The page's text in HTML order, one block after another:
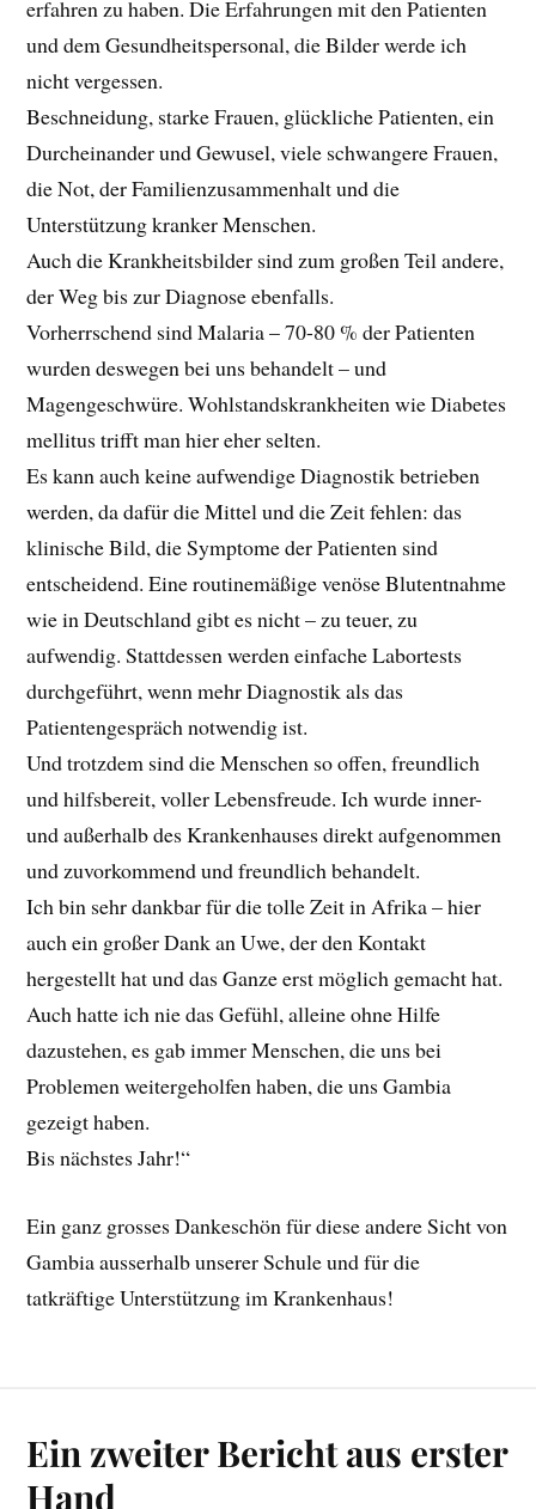
erfahren zu haben. Die Erfahrungen mit den Patienten
und dem Gesundheitspersonal, die Bilder werde ich
nicht vergessen.
Beschneidung, starke Frauen, glückliche Patienten, ein
Durcheinander und Gewusel, viele schwangere Frauen,
die Not, der Familienzusammenhalt und die
Unterstützung kranker Menschen.
Auch die Krankheitsbilder sind zum großen Teil andere,
der Weg bis zur Diagnose ebenfalls.
Vorherrschend sind Malaria – 70-80 % der Patienten
wurden deswegen bei uns behandelt – und
Magengeschwüre. Wohlstandskrankheiten wie Diabetes
mellitus trifft man hier eher selten.
Es kann auch keine aufwendige Diagnostik betrieben
werden, da dafür die Mittel und die Zeit fehlen: das
klinische Bild, die Symptome der Patienten sind
entscheidend. Eine routinemäßige venöse Blutentnahme
wie in Deutschland gibt es nicht – zu teuer, zu
aufwendig. Stattdessen werden einfache Labortests
durchgeführt, wenn mehr Diagnostik als das
Patientengespräch notwendig ist.
Und trotzdem sind die Menschen so offen, freundlich
und hilfsbereit, voller Lebensfreude. Ich wurde inner-
und außerhalb des Krankenhauses direkt aufgenommen
und zuvorkommend und freundlich behandelt.
Ich bin sehr dankbar für die tolle Zeit in Afrika – hier
auch ein großer Dank an Uwe, der den Kontakt
hergestellt hat und das Ganze erst möglich gemacht hat.
Auch hatte ich nie das Gefühl, alleine ohne Hilfe
dazustehen, es gab immer Menschen, die uns bei
Problemen weitergeholfen haben, die uns Gambia
gezeigt haben.
Bis nächstes Jahr!“
Ein ganz grosses Dankeschön für diese andere Sicht von
Gambia ausserhalb unserer Schule und für die
tatkräftige Unterstützung im Krankenhaus!
Ein zweiter Bericht aus erster
Hand